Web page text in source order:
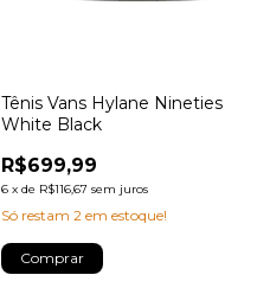
Tênis Vans Hylane Nineties
White Black
R$699,99
6 x de R$116,67 sem juros
Só restam 2 em estoque!
Comprar